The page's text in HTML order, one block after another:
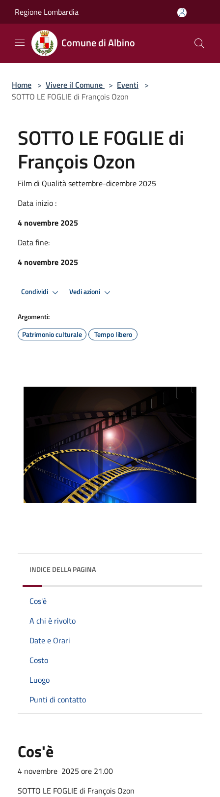
Regione Lombardia
Comune di Albino
Home > Vivere il Comune > Eventi >
SOTTO LE FOGLIE di François Ozon
SOTTO LE FOGLIE di
François Ozon
Film di Qualità settembre-dicembre 2025
Data inizio :
4 novembre 2025
Data fine:
4 novembre 2025
Condividi Vedi azioni
Argomenti:
Patrimonio culturale
Tempo libero
INDICE DELLA PAGINA
Cos'è
A chi è rivolto
Date e Orari
Costo
Luogo
Punti di contatto
Cos'è
4 novembre 2025 ore 21.00
SOTTO LE FOGLIE di François Ozon